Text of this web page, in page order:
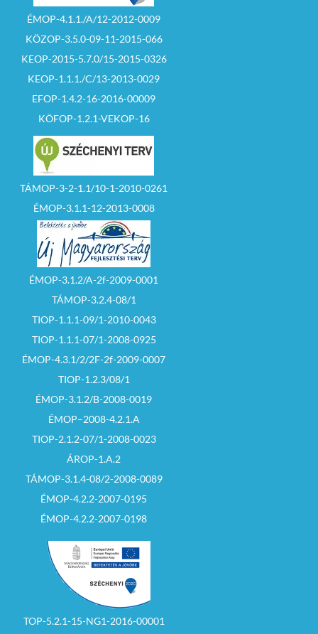
ÉMOP-4.1.1./A/12-2012-0009
KÖZOP-3.5.0-09-11-2015-066
KEOP-2015-5.7.0/15-2015-0326
KEOP-1.1.1./C/13-2013-0029
EFOP-1.4.2-16-2016-00009
KÖFOP-1.2.1-VEKOP-16
TÁMOP-3-2-1.1/10-1-2010-0261
ÉMOP-3.1.1-12-2013-0008
ÉMOP-3.1.2/A-2f-2009-0001
TÁMOP-3.2.4-08/1
TIOP-1.1.1-09/1-2010-0043
TIOP-1.1.1-07/1-2008-0925
ÉMOP-4.3.1/2/2F-2f-2009-0007
TIOP-1.2.3/08/1
ÉMOP-3.1.2/B-2008-0019
ÉMOP–2008-4.2.1.A
TIOP-2.1.2-07/1-2008-0023
ÁROP-1.A.2
TÁMOP-3.1.4-08/2-2008-0089
ÉMOP-4.2.2-2007-0195
ÉMOP-4.2.2-2007-0198
TOP-5.2.1-15-NG1-2016-00001